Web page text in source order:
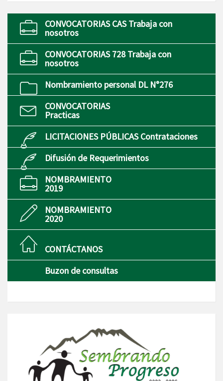
CONVOCATORIAS CAS Trabaja con
nosotros
CONVOCATORIAS 728 Trabaja con
nosotros
Nombramiento personal DL N°276
CONVOCATORIAS
Practicas
LICITACIONES PÚBLICAS Contrataciones
Difusión de Requerimientos
NOMBRAMIENTO
2019
NOMBRAMIENTO
2020
CONTÁCTANOS
Buzon de consultas